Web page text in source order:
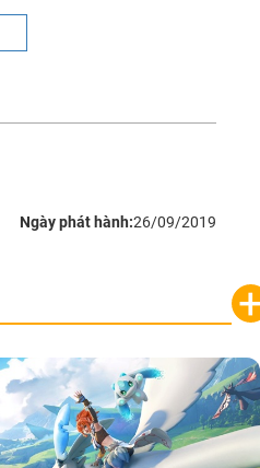
Ngày phát hành:26/09/2019